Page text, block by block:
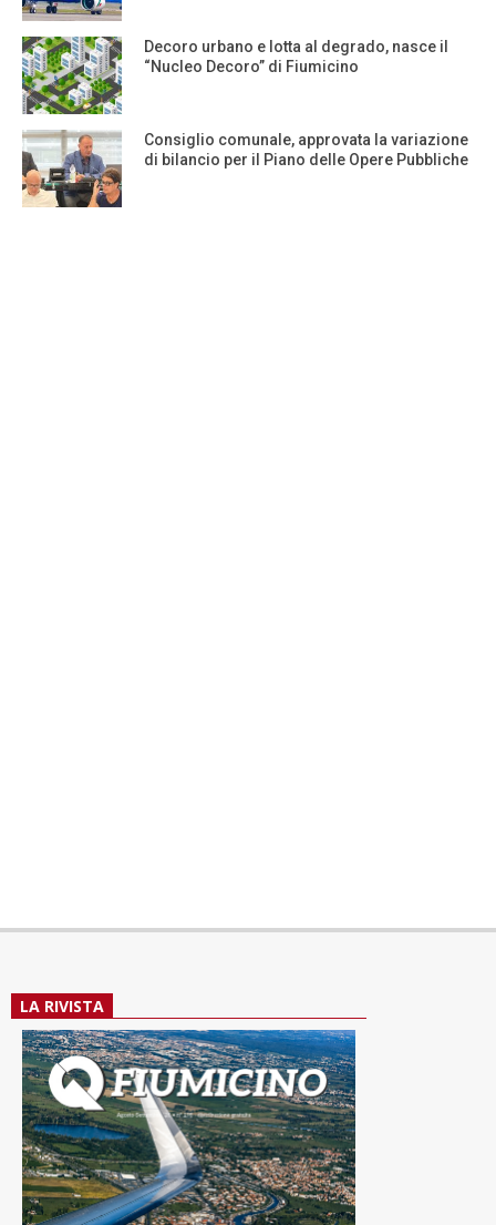
Decoro urbano e lotta al degrado, nasce il
“Nucleo Decoro” di Fiumicino
Consiglio comunale, approvata la variazione
di bilancio per il Piano delle Opere Pubbliche
LA RIVISTA